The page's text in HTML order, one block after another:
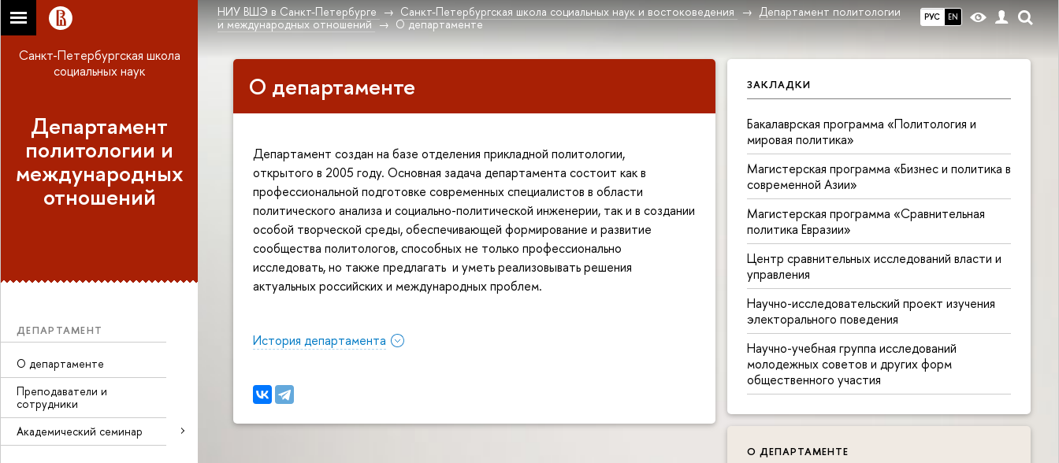
РУС EN
НИУ ВШЭ в Санкт-Петербурге Санкт-Петербургская школа социальных наук и востоковедения
Департамент политологии
и международных отношений
О департаменте
Санкт-Петербургская школа
социальных наук
Департамент
политологии и
международных
отношений
ДЕПАРТАМЕНТ
О департаменте
Преподаватели и
сотрудники
Академический семинар
ЗАКЛАДКИ
Бакалаврская программа «Политология и
мировая политика»
Магистерская программа «Бизнес и политика в
современной Азии»
Магистерская программа «Сравнительная
политика Евразии»
Центр сравнительных исследований власти и
управления
Научно-исследовательский проект изучения
электорального поведения
Научно-учебная группа исследований
молодежных советов и других форм
общественного участия
О ДЕПАРТАМЕНТЕ
О департаменте
Департамент создан на базе отделения прикладной политологии,
открытого в 2005 году. Основная задача департамента состоит как в
профессиональной подготовке современных специалистов в области
политического анализа и социально-политической инженерии, так и в создании
особой творческой среды, обеспечивающей формирование и развитие
сообщества политологов, способных не только профессионально
исследовать, но также предлагать и уметь реализовывать решения
актуальных российских и международных проблем.
История департамента